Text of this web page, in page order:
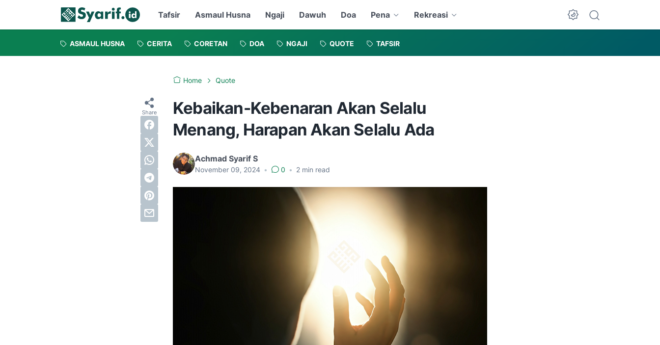
Tafsir Asmaul Husna Ngaji Dawuh Doa Pena Rekreasi
Dark Mode
ASMAUL HUSNA CERITA CORETAN DOA NGAJI QUOTE TAFSIR
Home Quote
Kebaikan-Kebenaran Akan Selalu
Menang, Harapan Akan Selalu Ada
Achmad Syarif S
November 09, 2024 • 0 • 2 min read